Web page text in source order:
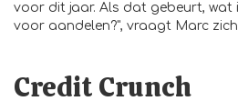
voor dit jaar. Als dat gebeurt, wat
voor aandelen?", vraagt Marc
Credit Crunch